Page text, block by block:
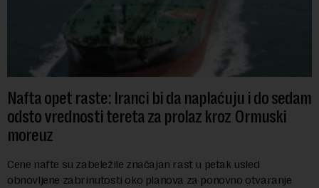
Nafta opet raste: Iranci bi da naplaćuju i do sedam
odsto vrednosti tereta za prolaz kroz Ormuski
moreuz
Cene nafte su zabeležile značajan rast u petak usled
obnovljene zabrinutosti oko planova za ponovno otvaranje